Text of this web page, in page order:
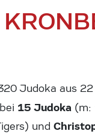
Judoka aus
15 Judoka (m:
und